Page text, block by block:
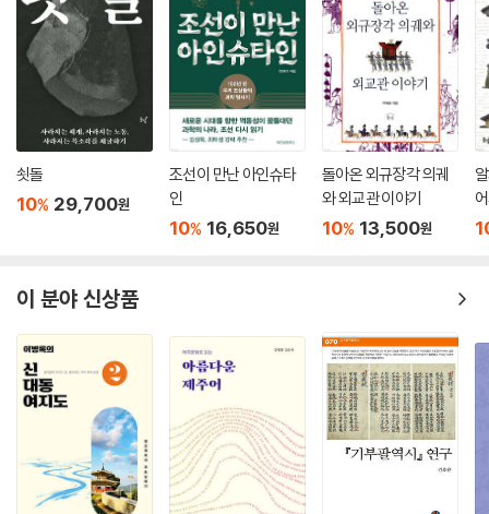
쇳돌
10% 29,700원
조선이 만난 아인슈타
인
10% 16,650원
돌아온 외규장각 의궤
와 외교관 이야기
10% 13,500원
이 분야 신상품